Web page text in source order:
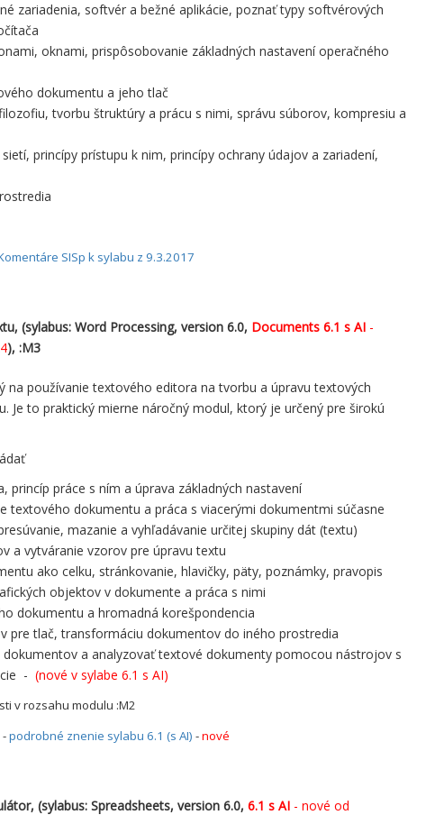
zariadenia, softvér a bežné aplikácie, poznať typy softvérových
oknami, prispôsobovanie základných nastavení operačného
dokumentu a jeho tlač
tvorbu štruktúry a prácu s nimi, správu súborov, kompresiu a
princípy prístupu k nim, princípy ochrany údajov a zariadení,
SISp k sylabu z 9.3.2017
(sylabus: Word Processing, version 6.0, Documents 6.1 s AI -
), :M3
na používanie textového editora na tvorbu a úpravu textových
Je to praktický mierne náročný modul, ktorý je určený pre širokú
princíp práce s ním a úprava základných nastavení
textového dokumentu a práca s viacerými dokumentmi súčasne
mazanie a vyhľadávanie určitej skupiny dát (textu)
a vytváranie vzorov pre úpravu textu
ako celku, stránkovanie, hlavičky, päty, poznámky, pravopis
objektov v dokumente a práca s nimi
dokumentu a hromadná korešpondencia
pre tlač, transformáciu dokumentov do iného prostredia
a analyzovať textové dokumenty pomocou nástrojov s
- (nové v sylabe 6.1 s AI)
v rozsahu modulu :M2
-podrobné znenie sylabu 6.1 (s AI) -nové
(sylabus: Spreadsheets, version 6.0, 6.1 s AI - nové od